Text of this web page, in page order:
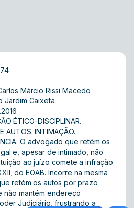
Márcio Rissi Macedo
Jardim Caixeta
ÉTICO-DISCIPLINAR.
AUTOS. INTIMAÇÃO.
O advogado que retém os
e, apesar de intimado, não
ao juízo comete a infração
do EOAB. Incorre na mesma
retém os autos por prazo
não mantém endereço
Judiciário, frustrando a